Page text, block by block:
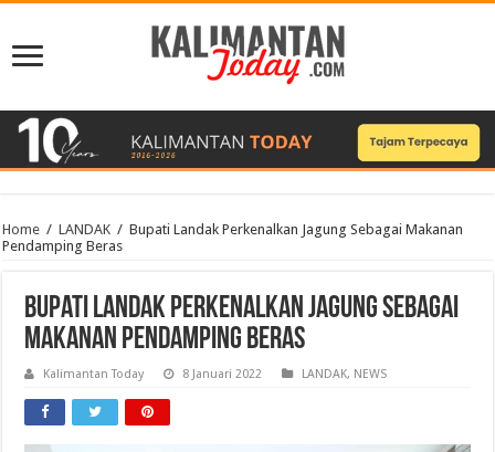
Home / LANDAK / Bupati Landak Perkenalkan Jagung Sebagai Makanan
Pendamping Beras
Bupati Landak Perkenalkan Jagung Sebagai
Makanan Pendamping Beras
Kalimantan Today 8 Januari 2022 LANDAK, NEWS